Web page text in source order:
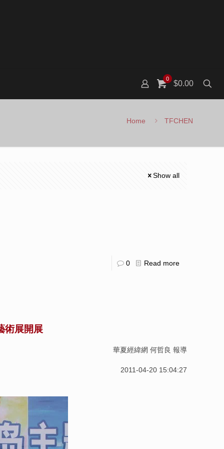
0
$0.00
Home TFCHEN
Show all
0 Read more
術展開展
華夏經緯網 何哲良 報導
2011-04-20 15:04:27